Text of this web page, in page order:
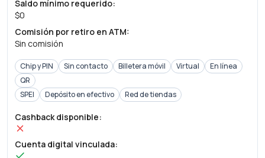
Saldo mínimo requerido:
$0
Comisión por retiro en ATM:
Sin comisión
Chip y PIN Sin contacto Billetera móvil Virtual
En línea
QR
SPEI
Depósito en efectivo Red de tiendas
Cashback disponible:
Cuenta digital vinculada: